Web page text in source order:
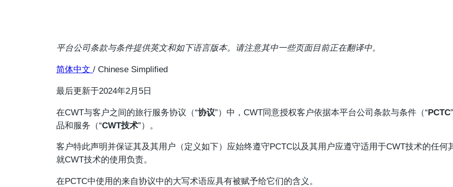
平台公司条款与条件提供英文和如下语言版本。请注意其中一些页面目前正在翻译中。
简体中文 / Chinese Simplified
最后更新于2024年2月5日
在CWT与客户之间的旅行服务协议（“协议”）中，CWT同意授权客户依据本平台公司条款与条件（“PCTC
品和服务（“CWT技术”）。
客户特此声明并保证其及其用户（定义如下）应始终遵守PCTC以及其用户应遵守适用于CWT技术的任
就CWT技术的使用负责。
在PCTC中使用的来自协议中的大写术语应具有被赋予给它们的含义。